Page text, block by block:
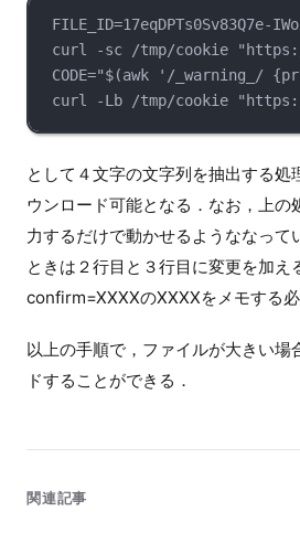
FILE_ID=17eqDPTs0Sv83Q7e-
curl -sc /tmp/cookie
CODE="$(awk '/_warning_/
curl -Lb /tmp/cookie "https://
として４文字の文字列を抽出する処
ウンロード可能となる．なお，上の
力するだけで動かせるようななって
ときは２行目と３行目に変更を加え
confirm=XXXXのXXXXをメモする必
以上の手順で，ファイルが大きい場
ドすることができる．
関連記事